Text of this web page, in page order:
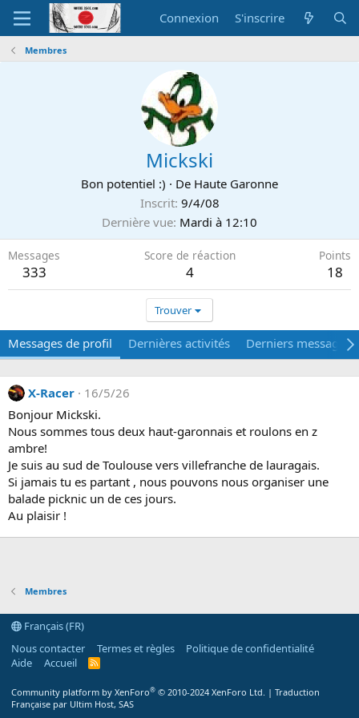
Connexion S'inscrire
Membres
Mickski
Bon potentiel :) · De Haute Garonne
Inscrit 9/4/08
Dernière vue Mardi à 12:10
Messages
333
Score de réaction
4
Points
18
Trouver
Messages de profil Dernières activités Derniers messages
X-Racer
16/5/26
Bonjour Mickski.
Nous sommes tous deux haut-garonnais et roulons en z
ambre!
Je suis au sud de Toulouse vers villefranche de lauragais.
Si jamais tu es partant , nous pouvons nous organiser une
balade picknic un de ces jours.
Au plaisir !
Membres
Français (FR)
Nous contacter
Termes et règles
Politique de confidentialité
Aide
Accueil
R
Community platform by XenForo® © 2010-2024 XenForo Ltd. | Traduction
Française par Ultim Host, SAS